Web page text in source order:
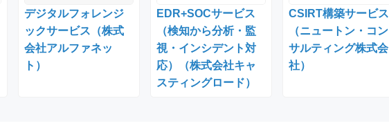
デジタルフォレンジ
ックサービス（株式
会社アルファネッ
ト）
EDR+SOCサービス
（検知から分析・監
視・インシデント対
応）（株式会社キャ
スティングロード）
CSIRT構築サービス
（ニュートン・コン
サルティング株式会
社）